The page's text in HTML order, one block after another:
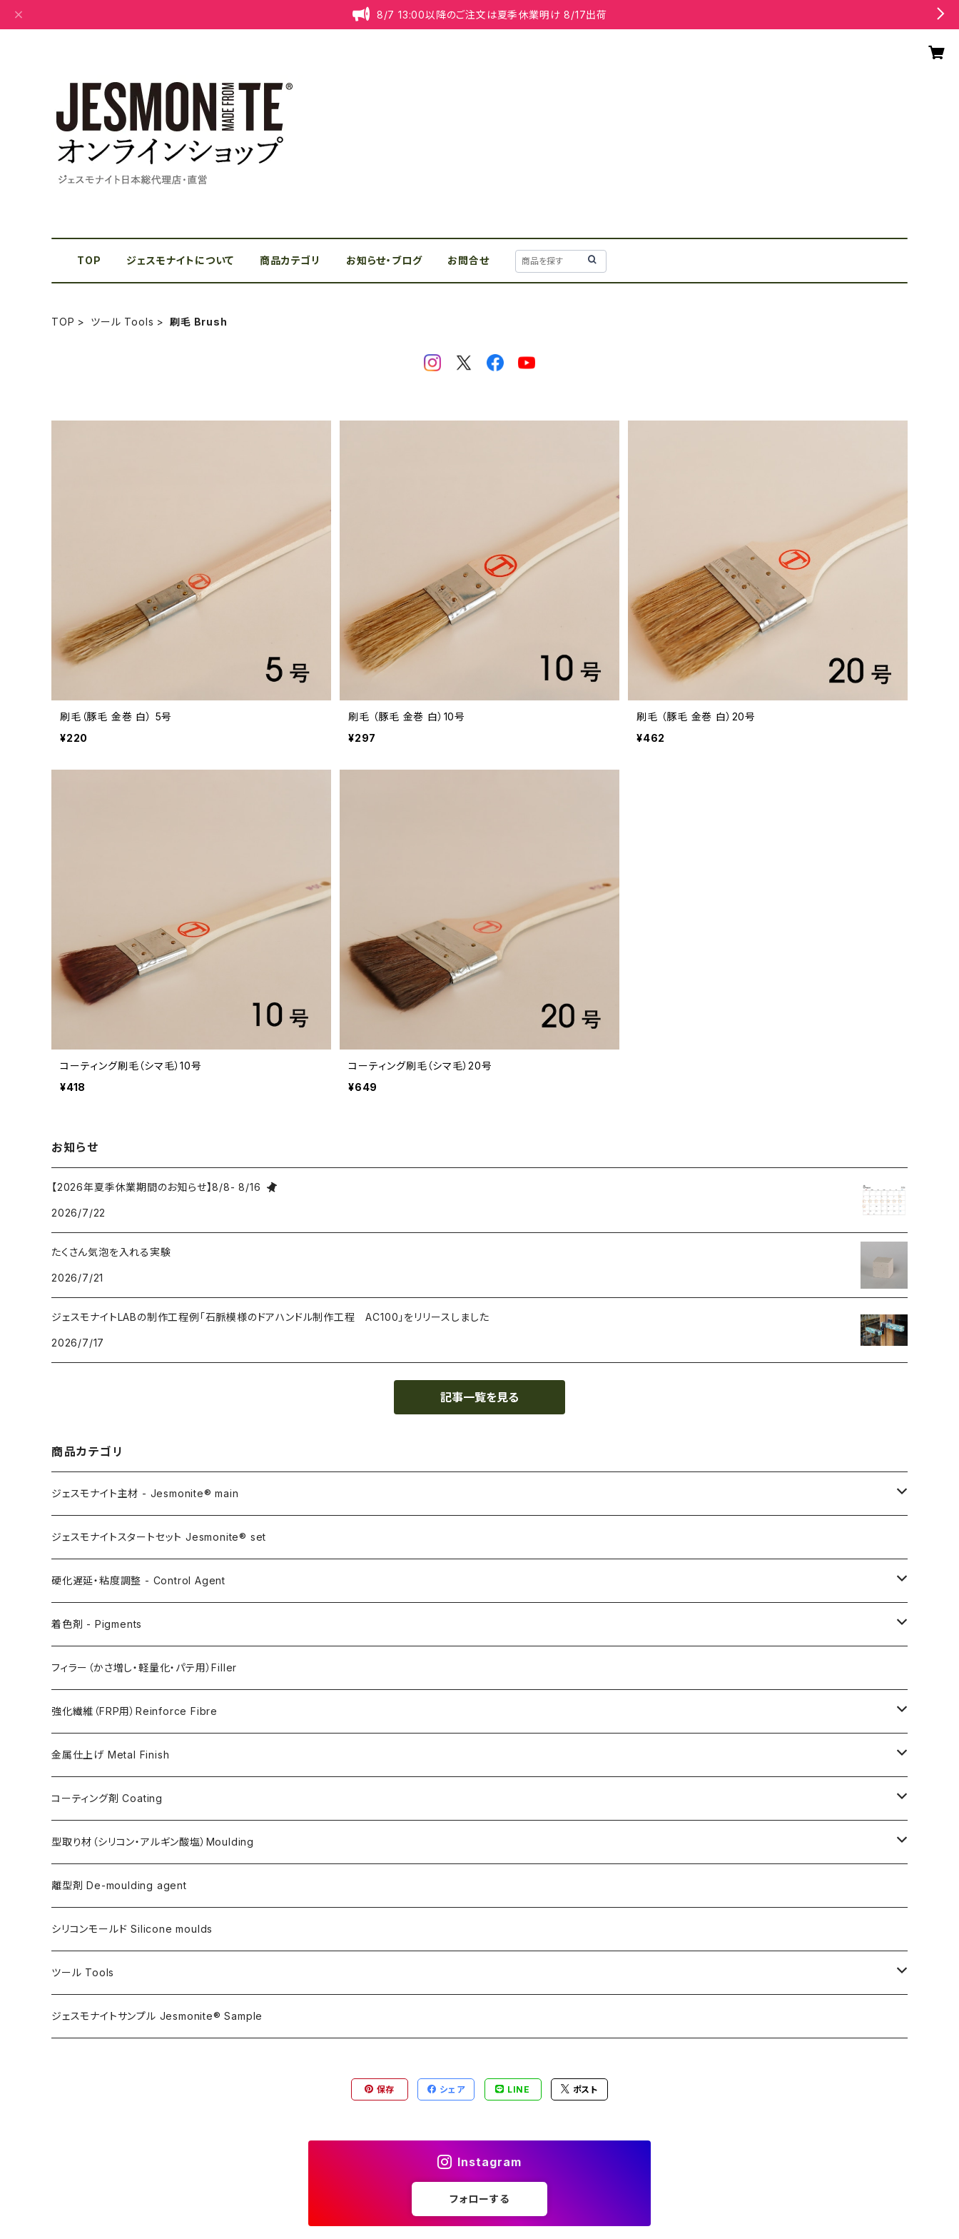
8/7 13:00以降のご注文は夏季休業明け 8/17出荷
TOP ジェスモナイトについて 商品カテゴリ お知らせ・ブログ お問合せ
TOP ツール Tools 刷毛 Brush
刷毛（豚毛 金巻 白） 5号
¥220
刷毛 （豚毛 金巻 白）10号
¥297
刷毛 （豚毛 金巻 白）20号
¥462
コーティング刷毛（シマ毛）10号
¥418
コーティング刷毛（シマ毛）20号
¥649
お知らせ
【2026年夏季休業期間のお知らせ】8/8- 8/16
2026/7/22
たくさん気泡を入れる実験
2026/7/21
ジェスモナイトLABの制作工程例「石脈模様のドアハンドル制作工程 AC100」をリリースしました
2026/7/17
記事一覧を見る
商品カテゴリ
ジェスモナイト主材 - Jesmonite® main
AC100
AC200
AC730
FLEX METAL
ジェスモナイトスタートセット Jesmonite® set
硬化遅延・粘度調整 - Control Agent
Retarder（硬化遅延剤）
Thixotrope for AC100（増粘・タレ止め剤）
Softener for AC730 (粘度低下剤)
着色剤 - Pigments
Jesmonite製Pigments
日本製Pigments
フィラー（かさ増し・軽量化・パテ用）Filler
強化繊維（FRP用）Reinforce Fibre
ガラス繊維 AC100用
ガラス繊維 AC730用
天然繊維 AC100/AC730共用
金属仕上げ Metal Finish
Metal Filler (AC100用金属粉)・鉄粉
Flex Metal (AC730ベースの金属粉入り主材)
金属仕上げ副資材
コーティング剤 Coating
アクリリックシーラーAC100用
AQSコートAC100用
フレキシガードシーラーAC730用
ステインプルーフコートAC100/AC730両用
型取り材（シリコン・アルギン酸塩）Moulding
シリコン
アルギン酸塩（アルジネート）
離型剤 De-moulding agent
シリコンモールド Silicone moulds
ツール Tools
攪拌ブレード Mixing blade
ジェスモナイトサンプル Jesmonite® Sample
保存 シェア LINE ポスト
Instagram
フォローする